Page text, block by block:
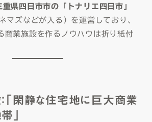
重県四日市市の「トナリエ四日市」
マズなどが入る）を運営しており、
商業施設を作るノウハウは折り紙付
「閑静な住宅地に巨大商業
」